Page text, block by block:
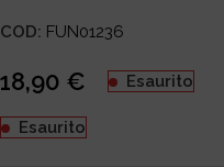
COD: FUN01236
18,90 € Esaurito
Esaurito